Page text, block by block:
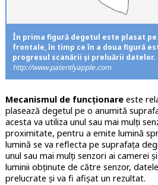
În prima figură degetul este plasat
frontale, în timp ce în a doua figură
progresul scanării și preluării datelor.
http://www.patentlyapple.com
Mecanismul de funcționareeste
plasează degetul pe o anumită
acesta va utiliza unul sau mai mulți
proximitate, pentru a emite lumină
lumină se va reflecta pe suprafața
unul sau mai mulți senzori ai camerei
luminii obținute de către senzor,
prelucrate și va fi afișat un rezultat.